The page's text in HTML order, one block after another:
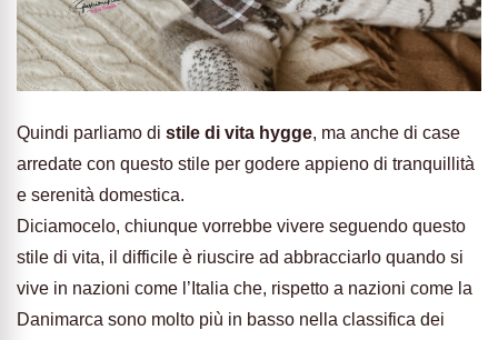
Quindi parliamo di stile di vita hygge, ma anche di case
arredate con questo stile per godere appieno di tranquillità
e serenità domestica.
Diciamocelo, chiunque vorrebbe vivere seguendo questo
stile di vita, il difficile è riuscire ad abbracciarlo quando si
vive in nazioni come l’Italia che, rispetto a nazioni come la
Danimarca sono molto più in basso nella classifica dei